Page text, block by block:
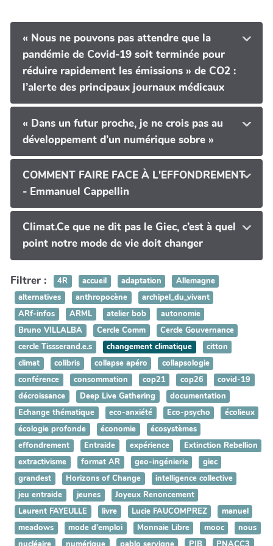
« Nous ne pouvons pas attendre que la
pandémie de Covid-19 soit terminée pour
réduire rapidement les émissions » de CO2 :
l’alerte des principaux journaux médicaux
« Dans un futur proche, je ne crois pas au
développement d’un numérique sobre »
COMMENT FAIRE FACE À L'EFFONDREMENT
- Emmanuel Cappellin
Climat.Ce que ne dit pas le Giec, c’est à quel
point notre mode de vie doit changer
Filtrer : 4R accueil adaptation
Allemagne
alternatives
anthropocène
archipel_du_vivant
ARf-infos
ARML atelier bob
autonomie
Bruno VILLALBA
Cercle Comm
Cercle Gouvernance
cercle Tissserand.e.s
changement climatique
citton
climat
colibris collapse apéro
collapsologie
conférence
consommation cop21 cop26
covid-19
décroissance
Deep Live Gathering
documentation
Echange thématique
eco-anxiété Eco-psycho
écolieux
écologie profonde
économie
écosystèmes
effondrement
Entraide expérience
Extinction Rebellion
extractivisme
format AR geo-ingénierie
giec
grandest
Horizons of Change
intelligence collective
jeu entraide
jeunes
Joyeux Renoncement
Laurent FAYEULLE
livre Lucie FAUCOMPREZ
manuel
meadows
mode d’emploi Monnaie Libre mooc
nous